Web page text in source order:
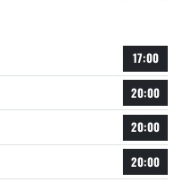
17:00
20:00
20:00
20:00